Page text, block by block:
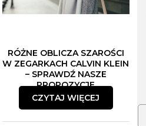
RÓŻNE OBLICZA SZAROŚCI
W ZEGARKACH CALVIN KLEIN
– SPRAWDŹ NASZE
PROPOZYCJE
CZYTAJ WIĘCEJ